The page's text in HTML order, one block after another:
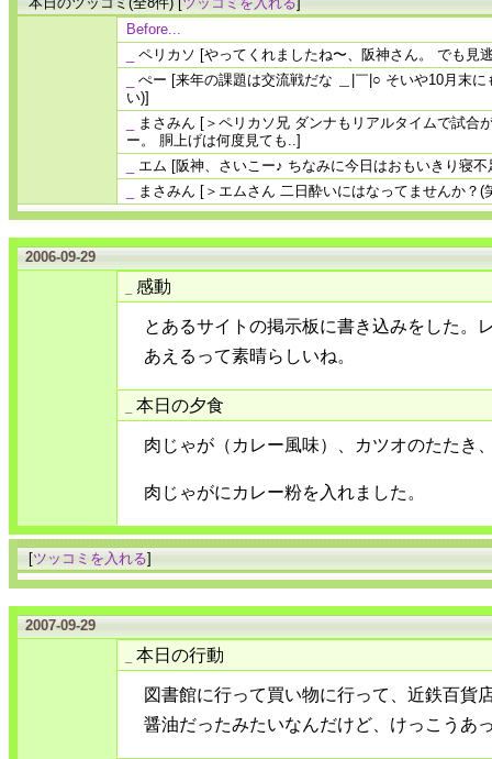
Before...
ペリカソ [やってくれましたね〜、阪神さん。 でも見
ぺー [来年の課題は交流戦だな ＿|￣|○ そいや10月末
い)]
まさみん [＞ペリカソ兄 ダンナもリアルタイムで試合
ー。 胴上げは何度見ても..]
エム [阪神、さいこー♪ ちなみに今日はおもいきり寝
まさみん [＞エムさん 二日酔いにはなってませんか？(
2006-09-29
感動
とあるサイトの掲示板に書き込みをした。
あえるって素晴らしいね。
本日の夕食
肉じゃが（カレー風味）、カツオのたたき
肉じゃがにカレー粉を入れました。
[ツッコミを入れる]
2007-09-29
本日の行動
図書館に行って買い物に行って、近鉄百貨
醤油だったみたいなんだけど、けっこうあ